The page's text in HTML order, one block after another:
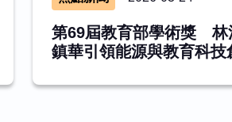
第69屆教育部學術獎 林
鎮華引領能源與教育科技